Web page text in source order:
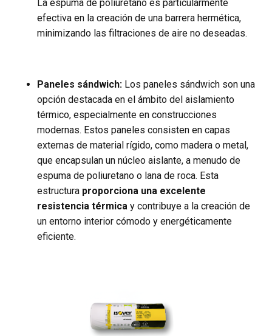
La espuma de poliuretano es particularmente
efectiva en la creación de una barrera hermética,
minimizando las filtraciones de aire no deseadas.
Paneles sándwich: Los paneles sándwich son una
opción destacada en el ámbito del aislamiento
térmico, especialmente en construcciones
modernas. Estos paneles consisten en capas
externas de material rígido, como madera o metal,
que encapsulan un núcleo aislante, a menudo de
espuma de poliuretano o lana de roca. Esta
estructura proporciona una excelente
resistencia térmica y contribuye a la creación de
un entorno interior cómodo y energéticamente
eficiente.